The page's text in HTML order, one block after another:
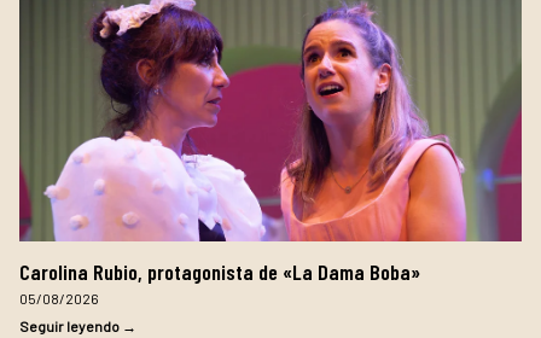
Carolina Rubio, protagonista de «La Dama Boba»
05/08/2026
Seguir leyendo →